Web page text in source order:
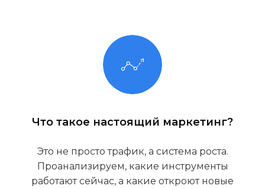
Что такое настоящий маркетинг?
Это не просто трафик, а система роста.
Проанализируем, какие инструменты
работают сейчас, а какие откроют новые